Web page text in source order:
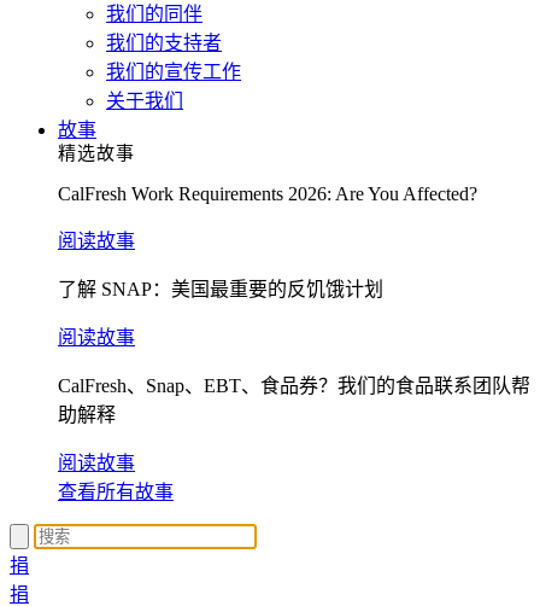
我们的同伴
我们的支持者
我们的宣传工作
关于我们
故事
精选故事
CalFresh Work Requirements 2026: Are You Affected?
阅读故事
了解 SNAP：美国最重要的反饥饿计划
阅读故事
CalFresh、Snap、EBT、食品券？我们的食品联系团队帮
助解释
阅读故事
查看所有故事
捐
捐